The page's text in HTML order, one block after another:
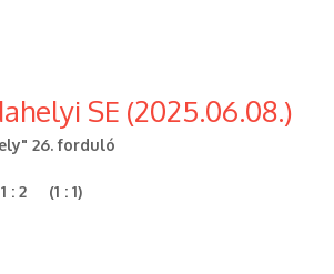
SE (2025.06.08.)
26. forduló
: 2 (1 : 1)